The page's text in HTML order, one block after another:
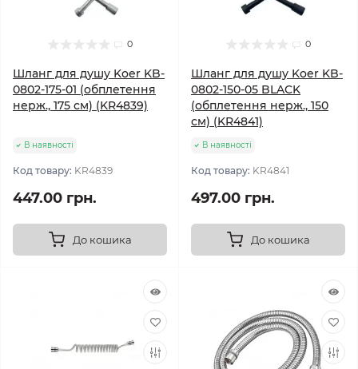
0
Шланг для душу Koer KB-
0802-175-01 (обплетення
нерж., 175 см) (KR4839)
В наявності
Код товару: KR4839
447.00 грн.
До кошика
0
Шланг для душу Koer KB-
0802-150-05 BLACK
(обплетення нерж., 150
см) (KR4841)
В наявності
Код товару: KR4841
497.00 грн.
До кошика